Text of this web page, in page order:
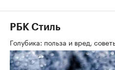
РБК Стиль
Голубика: польза и вред,